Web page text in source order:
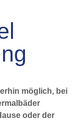
möglich, bei
oder der